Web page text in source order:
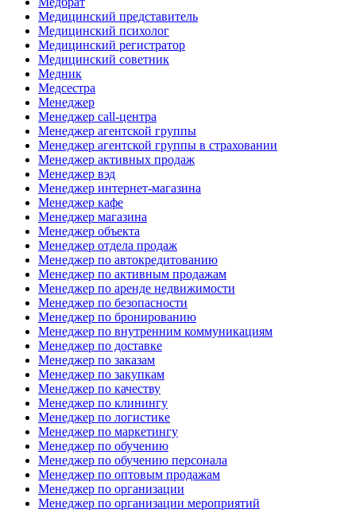
Медицинский представитель
Медицинский психолог
Медицинский регистратор
Медицинский советник
Медник
Медсестра
Менеджер
Менеджер call-центра
Менеджер агентской группы
Менеджер агентской группы в страховании
Менеджер активных продаж
Менеджер вэд
Менеджер интернет-магазина
Менеджер кафе
Менеджер магазина
Менеджер объекта
Менеджер отдела продаж
Менеджер по автокредитованию
Менеджер по активным продажам
Менеджер по аренде недвижимости
Менеджер по безопасности
Менеджер по бронированию
Менеджер по внутренним коммуникациям
Менеджер по доставке
Менеджер по заказам
Менеджер по закупкам
Менеджер по качеству
Менеджер по клинингу
Менеджер по логистике
Менеджер по маркетингу
Менеджер по обучению
Менеджер по обучению персонала
Менеджер по оптовым продажам
Менеджер по организации
Менеджер по организации мероприятий